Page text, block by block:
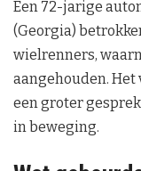
Een 72-jarige
(Georgia)
wielrenners,
aangehouden. Het
een groter
in beweging.